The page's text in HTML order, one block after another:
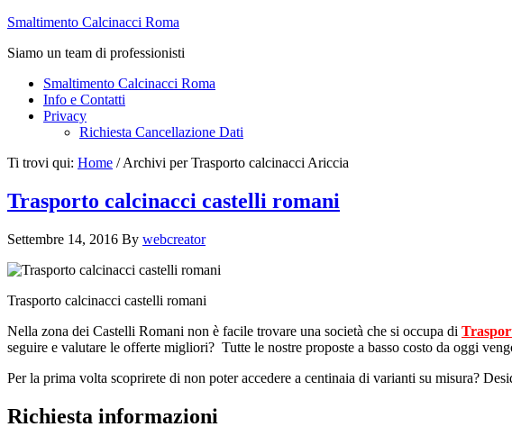
Smaltimento Calcinacci Roma
Siamo un team di professionisti
Smaltimento Calcinacci Roma
Info e Contatti
Privacy
Richiesta Cancellazione Dati
Ti trovi qui: Home /Archivi per Trasporto calcinacci Ariccia
Trasporto calcinacci castelli romani
Settembre 14, 2016 By webcreator
Trasporto calcinacci castelli romani
Nella zona dei Castelli Romani non è facile trovare una società che si occupa di
seguire e valutare le offerte migliori? Tutte le nostre proposte a basso costo da oggi
Per la prima volta scoprirete di non poter accedere a centinaia di varianti su misura?
Richiesta informazioni